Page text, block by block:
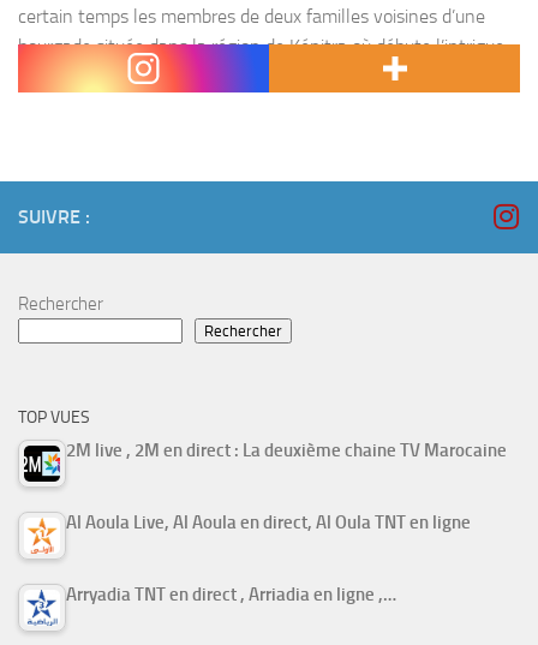
certain temps les membres de deux familles voisines d’une
bourgade située dans la région de Kénitra où débute l’intrigue
du film. D’abord, les...
SUIVRE :
Rechercher
Rechercher
TOP VUES
2M live , 2M en direct : La deuxième chaine TV Marocaine
Al Aoula Live, Al Aoula en direct, Al Oula TNT en ligne
Arryadia TNT en direct , Arriadia en ligne ,…